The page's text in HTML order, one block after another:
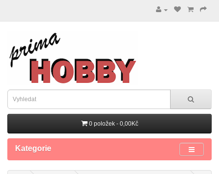
0 položek - 0,00Kč
Kategorie